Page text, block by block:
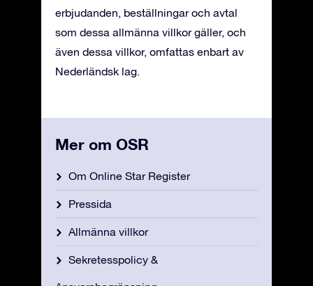
erbjudanden, beställningar och avtal
som dessa allmänna villkor gäller, och
även dessa villkor, omfattas enbart av
Nederländsk lag.
Mer om OSR
Om Online Star Register
Pressida
Allmänna villkor
Sekretesspolicy &